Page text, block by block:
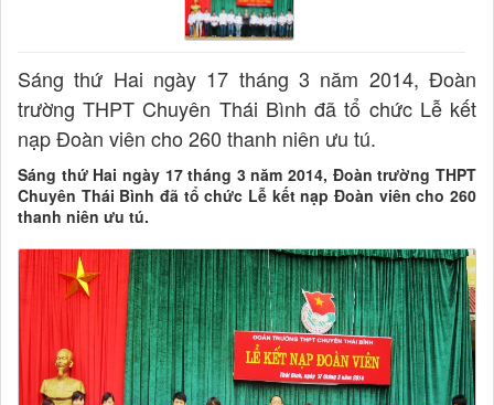
Sáng thứ Hai ngày 17 tháng 3 năm 2014, Đoàn
trường THPT Chuyên Thái Bình đã tổ chức Lễ kết
nạp Đoàn viên cho 260 thanh niên ưu tú.
Sáng thứ Hai ngày 17 tháng 3 năm 2014, Đoàn trường THPT
Chuyên Thái Bình đã tổ chức Lễ kết nạp Đoàn viên cho 260
thanh niên ưu tú.